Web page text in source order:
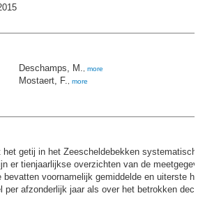
Deschamps, M., more
Mostaert, F., more
het getij in het Zeescheldebekken systematisch
er tienjaarlijkse overzichten van de
bevatten voornamelijk gemiddelde en uiterste
per afzonderlijk jaar als over het betrokken